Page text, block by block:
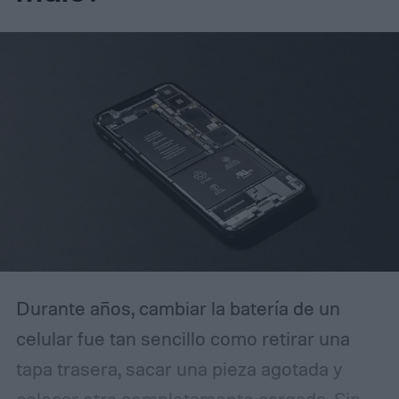
menos grano visible en las tomas HDR.
Durante años, cambiar la batería de un
celular fue tan sencillo como retirar una
tapa trasera, sacar una pieza agotada y